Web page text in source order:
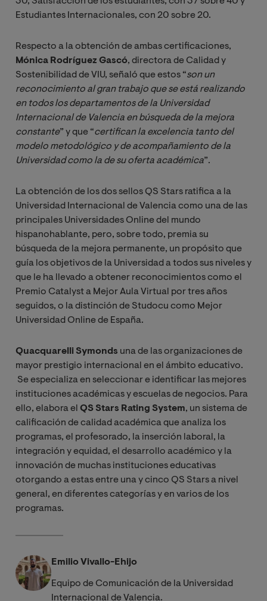
Estudiantes Internacionales, con 20 sobre 20.
Respecto a la obtención de ambas certificaciones,
Mónica Rodríguez Gascó, directora de Calidad y
Sostenibilidad de VIU, señaló que estos “son un
reconocimiento al gran trabajo que se está realizando
en todos los departamentos de la Universidad
Internacional de Valencia en búsqueda de la mejora
constante” y que “certifican la excelencia tanto del
modelo metodológico y de acompañamiento de la
Universidad como la de su oferta académica”.
La obtención de los dos sellos QS Stars ratifica a la
Universidad Internacional de Valencia como una de las
principales Universidades Online del mundo
hispanohablante, pero, sobre todo, premia su
búsqueda de la mejora permanente, un propósito que
guía los objetivos de la Universidad a todos sus niveles y
que le ha llevado a obtener reconocimientos como el
Premio Catalyst a Mejor Aula Virtual por tres años
seguidos, o la distinción de Studocu como Mejor
Universidad Online de España.
Quacquarelli Symonds una de las organizaciones de
mayor prestigio internacional en el ámbito educativo.
Se especializa en seleccionar e identificar las mejores
instituciones académicas y escuelas de negocios. Para
ello, elabora el QS Stars Rating System, un sistema de
calificación de calidad académica que analiza los
programas, el profesorado, la inserción laboral, la
integración y equidad, el desarrollo académico y la
innovación de muchas instituciones educativas
otorgando a estas entre una y cinco QS Stars a nivel
general, en diferentes categorías y en varios de los
programas.
Emilio Vivallo-Ehijo
Equipo de Comunicación de la Universidad
Internacional de Valencia.